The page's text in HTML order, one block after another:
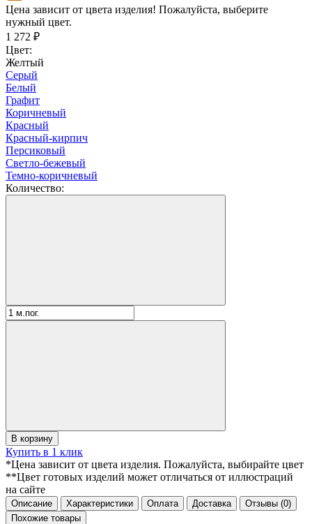
Цена зависит от цвета изделия! Пожалуйста, выберите
нужный цвет.
1 272 ₽
Цвет:
Желтый
Серый
Белый
Графит
Коричневый
Красный
Красный-кирпич
Персиковый
Светло-бежевый
Темно-коричневый
Количество:
В корзину
Купить в 1 клик
*Цена зависит от цвета изделия. Пожалуйста, выбирайте цвет
**Цвет готовых изделий может отличаться от иллюстраций
на сайте
Описание Характеристики Оплата Доставка Отзывы (0)
Похожие товары